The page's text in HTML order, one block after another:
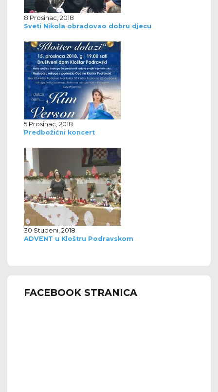
8 Prosinac, 2018
Sveti Nikola obradovao dobru djecu
5 Prosinac, 2018
Predbožićni koncert
30 Studeni, 2018
ADVENT u Kloštru Podravskom
FACEBOOK STRANICA